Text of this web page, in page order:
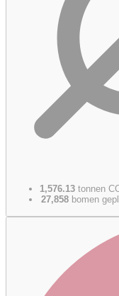
1,576.13 tonnen
27,858 bomen